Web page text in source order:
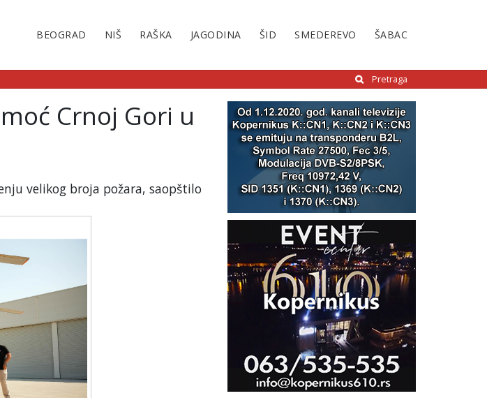
BEOGRAD NIŠ RAŠKA JAGODINA ŠID SMEDEREVO ŠABAC
Pretraga
Crnoj Gori u
velikog broja požara, saopštilo